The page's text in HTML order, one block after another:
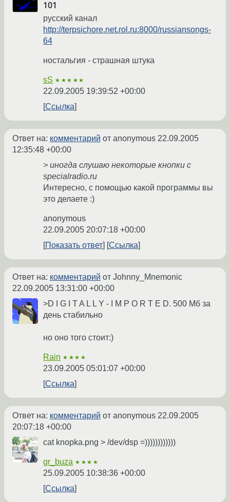
101
русский канал
http://terpsichore.net.rol.ru:8000/russiansongs-
64
ностальгия - страшная штука
sS ★★★★★
22.09.2005 19:39:52 +00:00
Ссылка
Ответ на: комментарий от anonymous 22.09.2005
12:35:48 +00:00
> иногда слушаю некоторые кнопки с
specialradio.ru
Интересно, с помощью какой программы вы
это делаете :)
anonymous
22.09.2005 20:07:18 +00:00
Показать ответ
Ссылка
Ответ на: комментарий от Johnny_Mnemonic
22.09.2005 13:31:00 +00:00
>D I G I T A L L Y - I M P O R T E D. 500 Мб за
день стабильно
но оно того стоит:)
Rain ★★★★
23.09.2005 05:01:07 +00:00
Ссылка
Ответ на: комментарий от anonymous 22.09.2005
20:07:18 +00:00
cat knopka.png > /dev/dsp =))))))))))))
gr_buza ★★★★
25.09.2005 10:38:36 +00:00
Ссылка